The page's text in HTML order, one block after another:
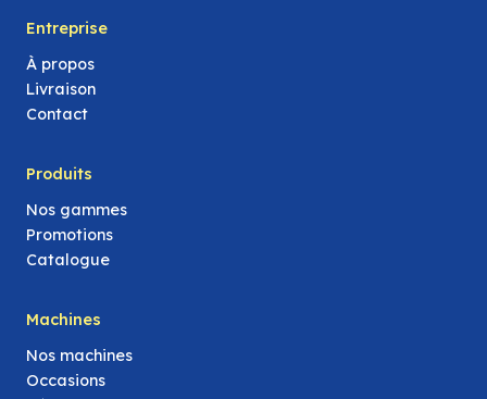
Entreprise
À propos
Livraison
Contact
Produits
Nos gammes
Promotions
Catalogue
Machines
Nos machines
Occasions